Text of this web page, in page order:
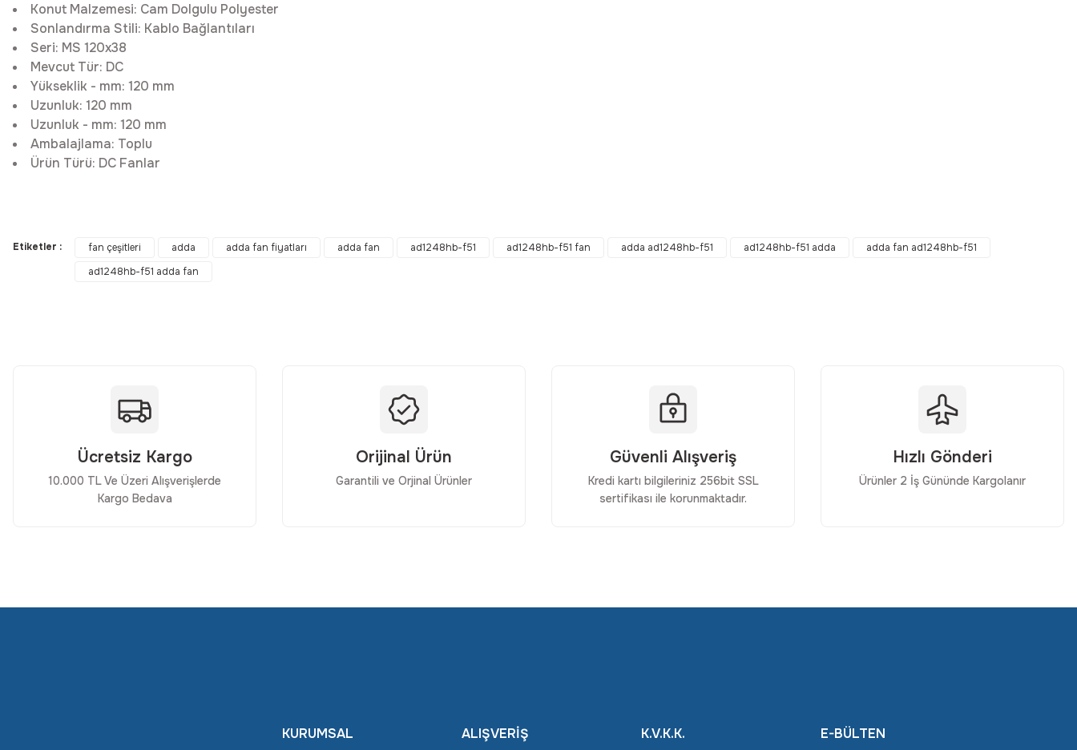
Konut Malzemesi: Cam Dolgulu Polyester
Sonlandırma Stili: Kablo Bağlantıları
Seri: MS 120x38
Mevcut Tür: DC
Yükseklik - mm: 120 mm
Uzunluk: 120 mm
Uzunluk - mm: 120 mm
Ambalajlama: Toplu
Ürün Türü: DC Fanlar
Ürün resmi kalitesiz, bozuk veya görüntülenemiyor.
Etiketler : fan çeşitleri adda adda fan fiyatları adda fan ad1248hb-f51 ad1248hb-f51 fan adda ad1248hb-f51 ad1248hb-f51 adda
adda fan ad1248hb-f51
ad1248hb-f51 adda fan
Ücretsiz Kargo
10.000 TL Ve Üzeri Alışverişlerde
Kargo Bedava
Orijinal Ürün
Garantili ve Orjinal Ürünler
Güvenli Alışveriş
Kredi kartı bilgileriniz 256bit SSL
sertifikası ile korunmaktadır.
Hızlı Gönderi
Ürünler 2 İş Gününde Kargolanır
KURUMSAL ALIŞVERİŞ K.V.K.K. E-BÜLTEN